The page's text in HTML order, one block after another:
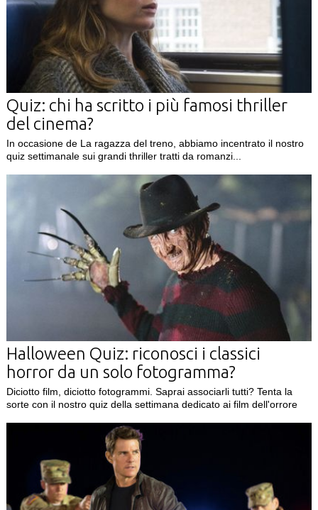
Quiz: chi ha scritto i più famosi thriller
del cinema?
In occasione de La ragazza del treno, abbiamo incentrato il nostro
quiz settimanale sui grandi thriller tratti da romanzi...
Halloween Quiz: riconosci i classici
horror da un solo fotogramma?
Diciotto film, diciotto fotogrammi. Saprai associarli tutti? Tenta la
sorte con il nostro quiz della settimana dedicato ai film dell'orrore